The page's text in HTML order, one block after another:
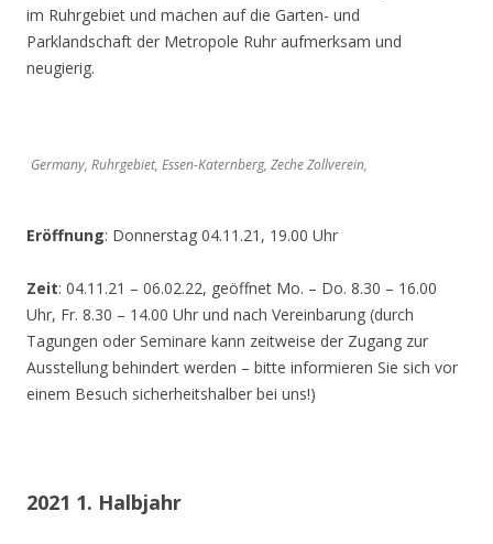
im Ruhrgebiet und machen auf die Garten- und
Parklandschaft der Metropole Ruhr aufmerksam und
neugierig.
Germany, Ruhrgebiet, Essen-Katernberg, Zeche Zollverein,
Eröffnung: Donnerstag 04.11.21, 19.00 Uhr
Zeit: 04.11.21 – 06.02.22, geöffnet Mo. – Do. 8.30 – 16.00
Uhr, Fr. 8.30 – 14.00 Uhr und nach Vereinbarung (durch
Tagungen oder Seminare kann zeitweise der Zugang zur
Ausstellung behindert werden – bitte informieren Sie sich vor
einem Besuch sicherheitshalber bei uns!)
2021 1. Halbjahr